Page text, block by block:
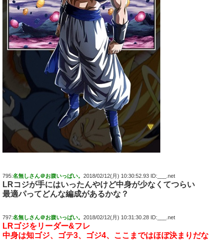
795:名無しさん＠お腹いっぱい。 2018/02/12(月) 10:30:52.93 ID:___.net
LRコジが手にはいったんやけど中身が少なくてつらい
最適パってどんな編成があるかな？
797:名無しさん＠お腹いっぱい。 2018/02/12(月) 10:31:30.28 ID:___.net
LRゴジをリーダー&フレ
中身は知ゴジ、ゴテ3、ゴジ4、ここまではほぼ決まりだな